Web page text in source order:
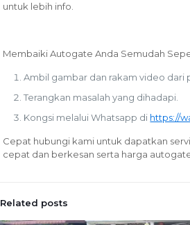
untuk lebih info.
Membaiki Autogate Anda Semudah
Ambil gambar dan rakam video dari
Terangkan masalah yang dihadapi.
Kongsi melalui Whatsapp di https://
Cepat hubungi kami untuk dapatkan
cepat dan berkesan serta harga
Related posts